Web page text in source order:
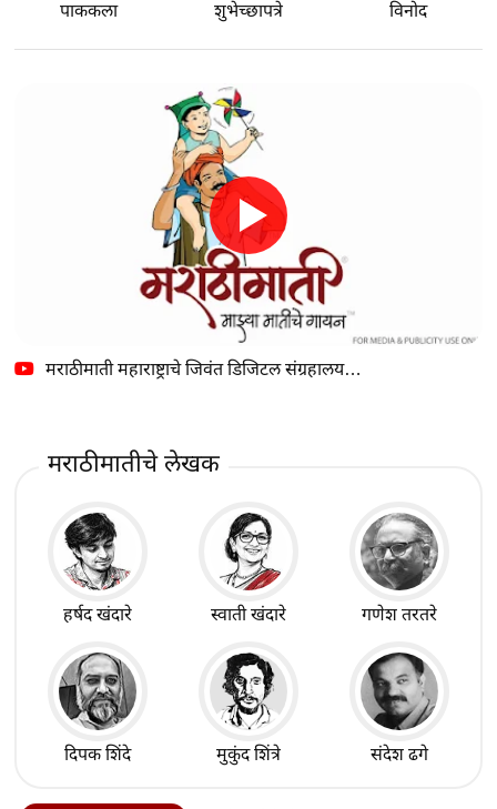
पाककला शुभेच्छापत्रे विनोद
मराठीमाती महाराष्ट्राचे जिवंत डिजिटल संग्रहालय…
मराठीमातीचे लेखक
हर्षद खंदारे स्वाती खंदारे गणेश तरतरे
दिपक शिंदे मुकुंद शिंत्रे संदेश ढगे